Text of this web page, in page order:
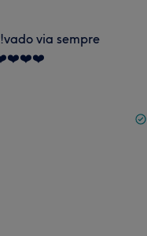
via sempre
❤️❤️❤️❤️❤️